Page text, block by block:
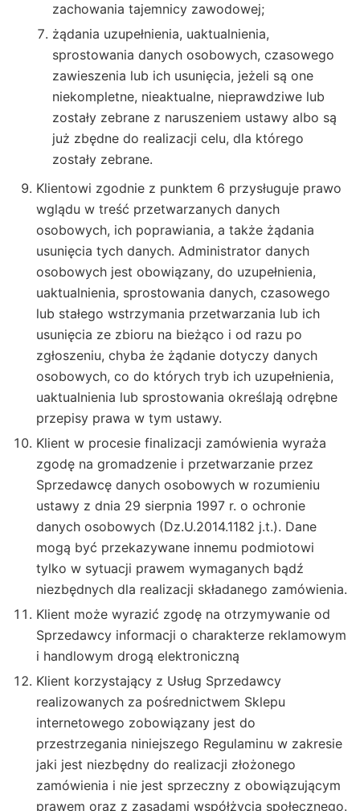
zachowania tajemnicy zawodowej;
żądania uzupełnienia, uaktualnienia,
sprostowania danych osobowych, czasowego
zawieszenia lub ich usunięcia, jeżeli są one
niekompletne, nieaktualne, nieprawdziwe lub
zostały zebrane z naruszeniem ustawy albo są
już zbędne do realizacji celu, dla którego
zostały zebrane.
Klientowi zgodnie z punktem 6 przysługuje prawo
wglądu w treść przetwarzanych danych
osobowych, ich poprawiania, a także żądania
usunięcia tych danych. Administrator danych
osobowych jest obowiązany, do uzupełnienia,
uaktualnienia, sprostowania danych, czasowego
lub stałego wstrzymania przetwarzania lub ich
usunięcia ze zbioru na bieżąco i od razu po
zgłoszeniu, chyba że żądanie dotyczy danych
osobowych, co do których tryb ich uzupełnienia,
uaktualnienia lub sprostowania określają odrębne
przepisy prawa w tym ustawy.
Klient w procesie finalizacji zamówienia wyraża
zgodę na gromadzenie i przetwarzanie przez
Sprzedawcę danych osobowych w rozumieniu
ustawy z dnia 29 sierpnia 1997 r. o ochronie
danych osobowych (Dz.U.2014.1182 j.t.). Dane
mogą być przekazywane innemu podmiotowi
tylko w sytuacji prawem wymaganych bądź
niezbędnych dla realizacji składanego zamówienia.
Klient może wyrazić zgodę na otrzymywanie od
Sprzedawcy informacji o charakterze reklamowym
i handlowym drogą elektroniczną
Klient korzystający z Usług Sprzedawcy
realizowanych za pośrednictwem Sklepu
internetowego zobowiązany jest do
przestrzegania niniejszego Regulaminu w zakresie
jaki jest niezbędny do realizacji złożonego
zamówienia i nie jest sprzeczny z obowiązującym
prawem oraz z zasadami współżycia społecznego.